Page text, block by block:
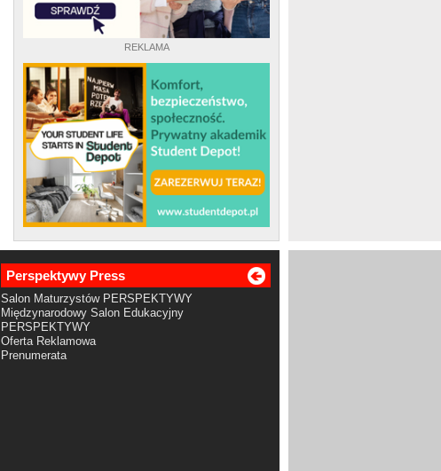
REKLAMA
Perspektywy Press
Salon Maturzystów PERSPEKTYWY
Międzynarodowy Salon Edukacyjny
PERSPEKTYWY
Oferta Reklamowa
Prenumerata